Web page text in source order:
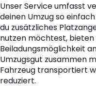
Unser Service umfasst
deinen Umzug so
du zusätzliches
nutzen möchtest, bieten
Beiladungsmöglichkeit
Umzugsgut zusammen
Fahrzeug transportiert
reduziert.